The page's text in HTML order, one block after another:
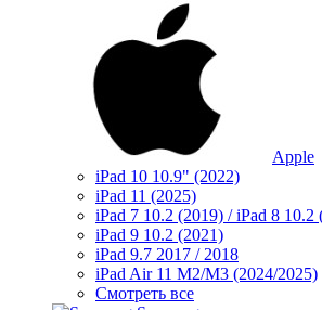
Apple
iPad 10 10.9" (2022)
iPad 11 (2025)
iPad 7 10.2 (2019) / iPad 8 10.2
iPad 9 10.2 (2021)
iPad 9.7 2017 / 2018
iPad Air 11 M2/M3 (2024/2025)
Смотреть все